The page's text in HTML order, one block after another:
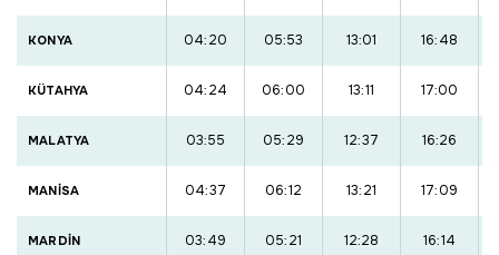
KONYA 04:20 05:53 13:01 16:48
KÜTAHYA 04:24 06:00 13:11 17:00
MALATYA 03:55 05:29 12:37 16:26
MANİSA 04:37 06:12 13:21 17:09
MARDİN 03:49 05:21 12:28 16:14